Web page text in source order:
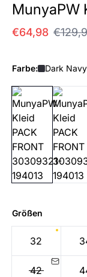
MunyaPW
€64,98
Farbe: Dark
Größen
32
42